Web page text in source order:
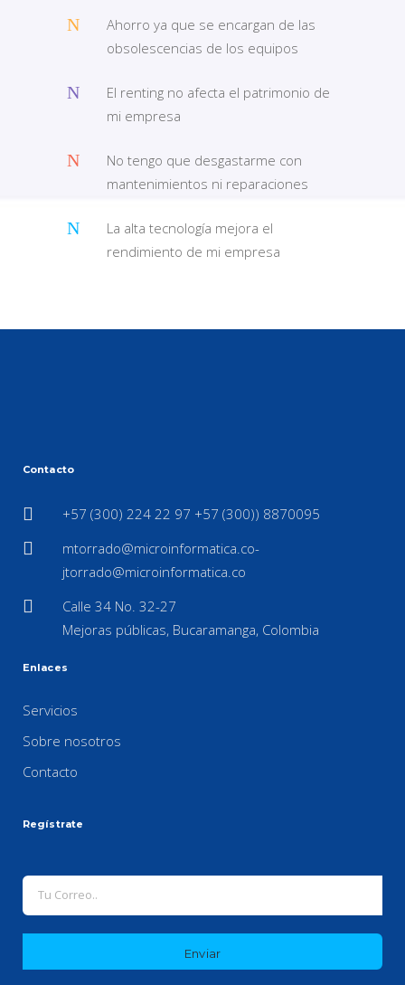
Ahorro ya que se encargan de las
obsolescencias de los equipos
El renting no afecta el patrimonio de
mi empresa
No tengo que desgastarme con
mantenimientos ni reparaciones
La alta tecnología mejora el
rendimiento de mi empresa
Contacto
+57 (300) 224 22 97 +57 (300)) 8870095
mtorrado@microinformatica.co-
jtorrado@microinformatica.co
Calle 34 No. 32-27
Mejoras públicas, Bucaramanga, Colombia
Enlaces
Servicios
Sobre nosotros
Contacto
Regístrate